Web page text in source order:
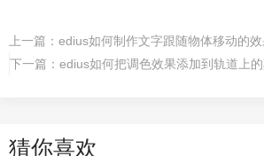
上一篇： edius如何制作文字跟随物体移动的效
下一篇： edius如何把调色效果添加到轨道上
猜你喜欢